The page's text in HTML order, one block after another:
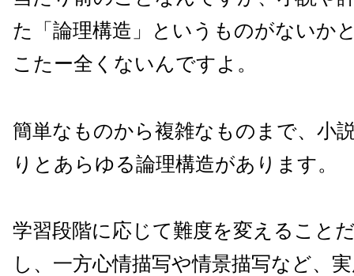
た「論理構造」というものがないか
こたー全くないんですよ。
簡単なものから複雑なものまで、小
りとあらゆる論理構造があります。
学習段階に応じて難度を変えること
し、一方心情描写や情景描写など、